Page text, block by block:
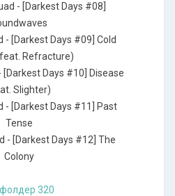
- [Darkest Days #08]
- [Darkest Days #09] Cold
Refracture)
[Darkest Days #10] Disease
Slighter)
- [Darkest Days #11] Past
Tense
- [Darkest Days #12] The
Colony
320